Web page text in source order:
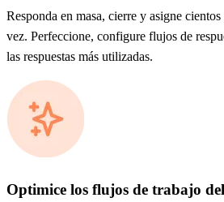
Responda en masa, cierre y asigne
vez. Perfeccione, configure flujos de
las respuestas más utilizadas.
Optimice los flujos de trabajo